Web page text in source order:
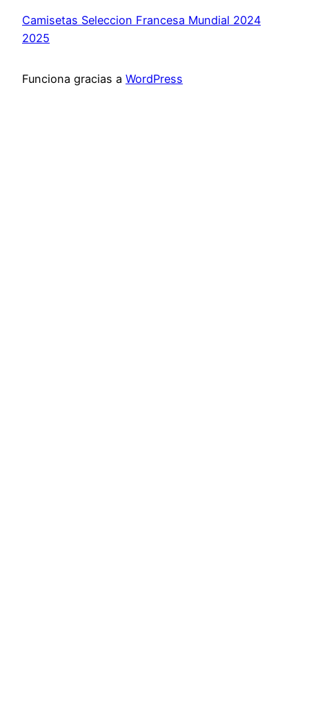
Camisetas Seleccion Francesa Mundial 2024
2025
Funciona gracias a WordPress